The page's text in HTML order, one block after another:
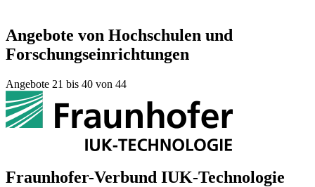
Angebote von Hochschulen und
Forschungseinrichtungen
Angebote 21 bis 40 von 44
Fraunhofer-Verbund IUK-Technologie